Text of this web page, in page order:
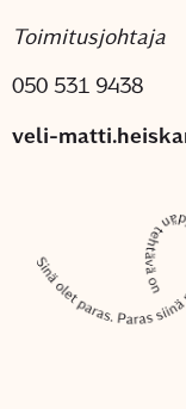
Toimitusjohtaja
050 531 9438
veli-